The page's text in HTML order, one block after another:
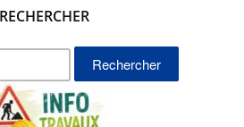
RECHERCHER
: